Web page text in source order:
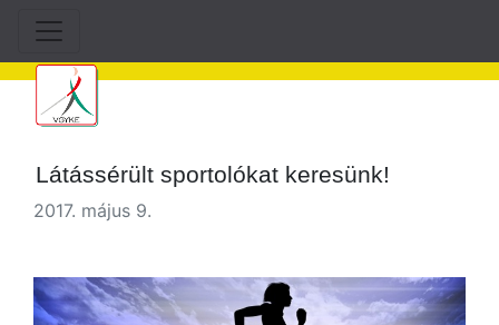
Látássérült sportolókat keresünk!
2017. május 9.